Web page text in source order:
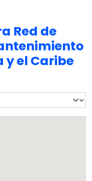
Red de
y el Caribe